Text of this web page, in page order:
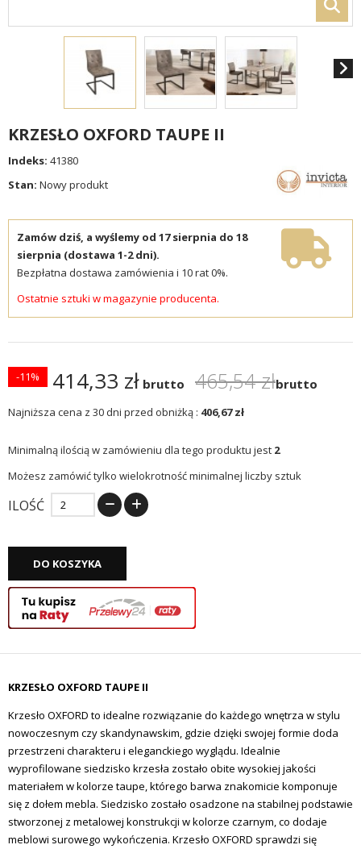
KRZESŁO OXFORD TAUPE II
Indeks: 41380
Stan: Nowy produkt
Zamów dziś, a wyślemy od 17 sierpnia do 18
sierpnia (dostawa 1-2 dni).
Bezpłatna dostawa zamówienia i 10 rat 0%.
Ostatnie sztuki w magazynie producenta.
414,33 zł brutto 465,54 złbrutto
-11%
Najniższa cena z 30 dni przed obniżką : 406,67 zł
Minimalną ilością w zamówieniu dla tego produktu jest 2
Możesz zamówić tylko wielokrotność minimalnej liczby sztuk
ILOŚĆ
DO KOSZYKA
KRZESŁO OXFORD TAUPE II
Krzesło OXFORD to idealne rozwiązanie do każdego wnętrza w stylu
nowoczesnym czy skandynawskim, gdzie dzięki swojej formie doda
przestrzeni charakteru i eleganckiego wyglądu. Idealnie
wyprofilowane siedzisko krzesła zostało obite wysokiej jakości
materiałem w kolorze taupe, którego barwa znakomicie komponuje
się z dołem mebla. Siedzisko zostało osadzone na stabilnej podstawie
stworzonej z metalowej konstrukcji w kolorze czarnym, co dodaje
meblowi surowego wykończenia. Krzesło OXFORD sprawdzi się